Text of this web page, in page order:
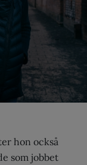
hon också
som jobbet